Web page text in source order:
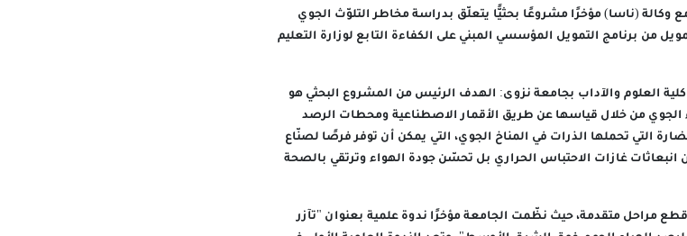
وكالة (ناسا) مؤخرًا مشروعًا بحثيًّا يتعلّق بدراسة مخاطر التلوّث الجوي
من برنامج التمويل المؤسسي المبني على الكفاءة التابع لوزارة التعليم
العلوم والآداب بجامعة نزوى: الهدف الرئيس من المشروع البحثي هو
الجوي من خلال قياسها عن طريق الأقمار الاصطناعية ومحطات الرصد
التي تحملها الذرات في المناخ الجوي، التي يمكن أن توفر فرصًا لصنّاع
انبعاثات غازات الاحتباس الحراري بل تحسّن جودة الهواء وترتقي بالصحة
مراحل متقدمة، حيث نظّمت الجامعة مؤخرًا ندوة علمية بعنوان "تآزر